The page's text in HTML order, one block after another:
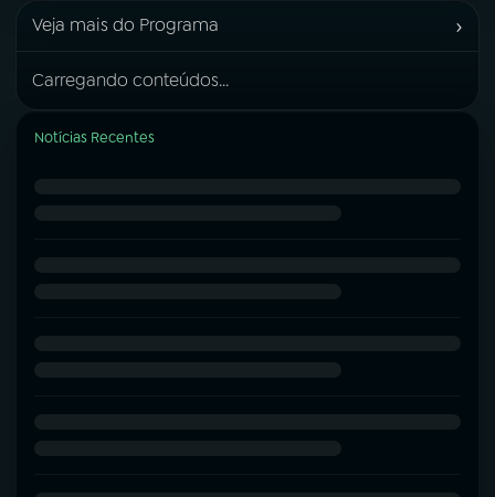
Veja mais do Programa ›
Carregando conteúdos...
Notícias Recentes